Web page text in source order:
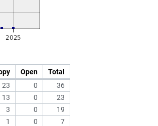
Open
Total
23 0 36
13 0
23
3 0
19
1 0
7